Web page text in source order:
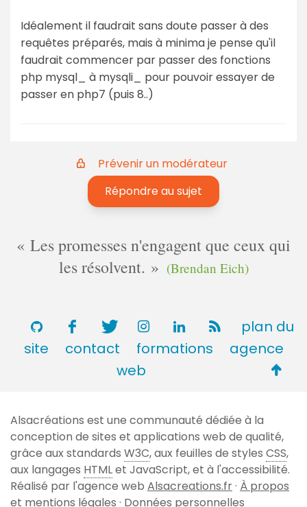
Idéalement il faudrait sans doute passer à des
requêtes préparés, mais à minima je pense qu'il
faudrait commencer par passer des fonctions
php mysql_ à mysqli_ pour pouvoir essayer de
passer en php7 (puis 8..)
Prévenir un modérateur
Répondre au sujet
Les promesses n'engagent que ceux qui
les résolvent.
(Brendan Eich)
plan du
site
contact formations
agence
web
de
page
Alsacréations est une communauté dédiée à la
conception de sites et applications web de qualité,
grâce aux standards W3C, aux feuilles de styles CSS,
aux langages HTMLet JavaScript, et à l'accessibilité.
Réalisé par l'agence web Alsacreations.fr· À propos
et mentions légales · Données personnelles